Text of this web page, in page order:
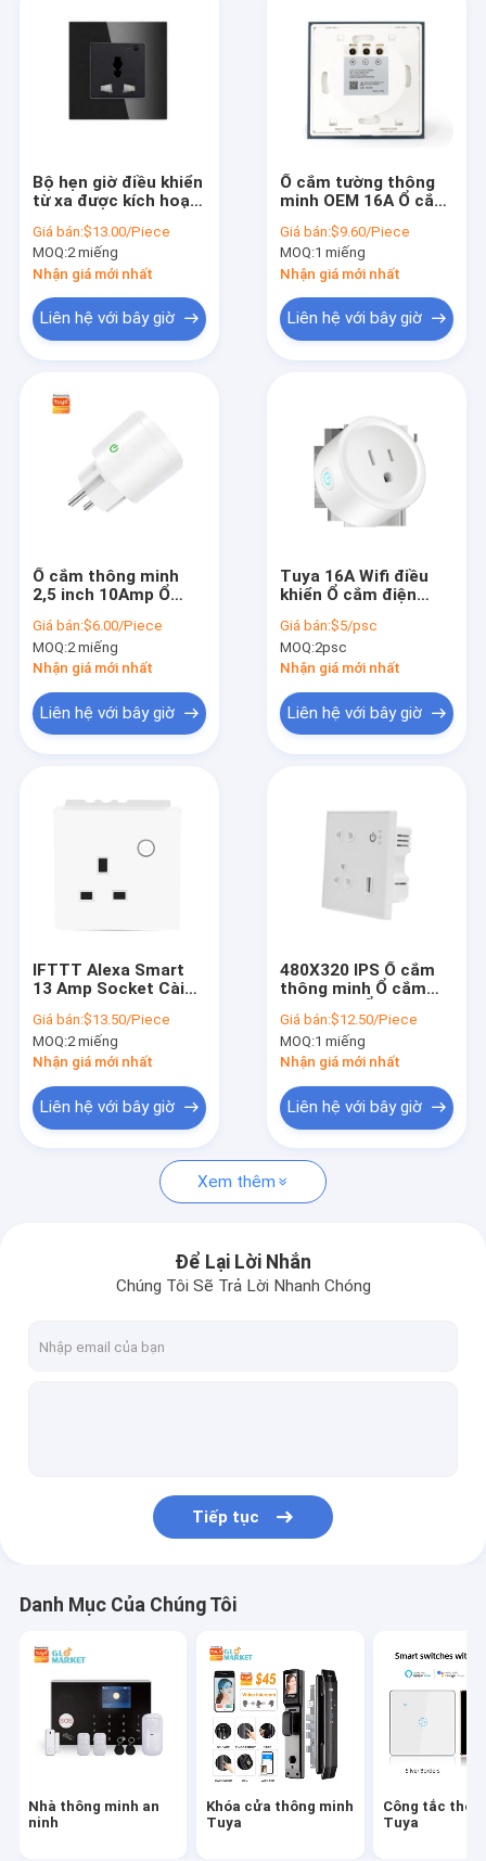
Về chúng tôi
Tin tức
Tất cả các trường hợp
Nhà thông minh an ninh
Công tắc thông minh Tuya
Máy ảnh thông minh Tuya
Bộ điều nhiệt thông minh WiFi
Động cơ rèm thông minh
Cổng vào Tuya Zigbee
Thiết bị gia dụng thông minh
Máy cho thú cưng thông minh
Bộ hẹn giờ điều khiển
từ xa được kích hoạt
3500W Universal
100V
Giá bán:$13.00/Piece
MOQ:2 miếng
Nhận giá mới nhất
Liên hệ với bây giờ
Ổ cắm tường thông
minh OEM 16A Ổ cắm
2.4GHz WiFi trắng
Giá bán:$9.60/Piece
MOQ:1 miếng
Nhận giá mới nhất
Liên hệ với bây giờ
Ổ cắm thông minh
2,5 inch 10Amp Ổ
Home
Giá bán:$6.00/Piece
MOQ:2 miếng
Nhận giá mới nhất
Liên hệ với bây giờ
Tuya 16A Wifi điều
khiển Ổ cắm điện
3500W
Giá bán:$5/psc
MOQ:2psc
Nhận giá mới nhất
Liên hệ với bây giờ
IFTTT Alexa Smart
13 Amp Socket Cài
802.11 B / G / N
Giá bán:$13.50/Piece
MOQ:2 miếng
Nhận giá mới nhất
Liên hệ với bây giờ
480X320 IPS Ổ cắm
thông minh Ổ cắm
Universal
Giá bán:$12.50/Piece
MOQ:1 miếng
Nhận giá mới nhất
Liên hệ với bây giờ
Xem thêm
Để Lại Lời Nhắn
Chúng Tôi Sẽ Trả Lời Nhanh Chóng
Tiếp tục
Danh Mục Của Chúng Tôi
Nhà thông minh an
ninh
Khóa cửa thông minh
Tuya
Công tắc
Tuya